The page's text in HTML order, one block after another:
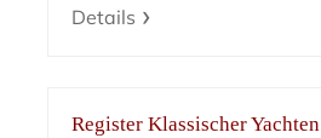
Details
Register Klassischer Yachten